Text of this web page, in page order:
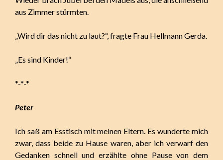
aus Zimmer stürmten.
„Wird dir das nicht zu laut?“, fragte Frau Hellmann Gerda.
„Es sind Kinder!“
*-*-*
Peter
Ich saß am Esstisch mit meinen Eltern. Es wunderte mich
zwar, dass beide zu Hause waren, aber ich verwarf den
Gedanken schnell und erzählte ohne Pause von dem